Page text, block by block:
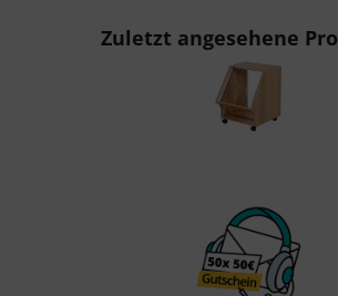
Zuletzt angesehene